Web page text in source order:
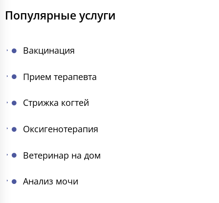
Популярные услуги
Вакцинация
Прием терапевта
Стрижка когтей
Оксигенотерапия
Ветеринар на дом
Анализ мочи